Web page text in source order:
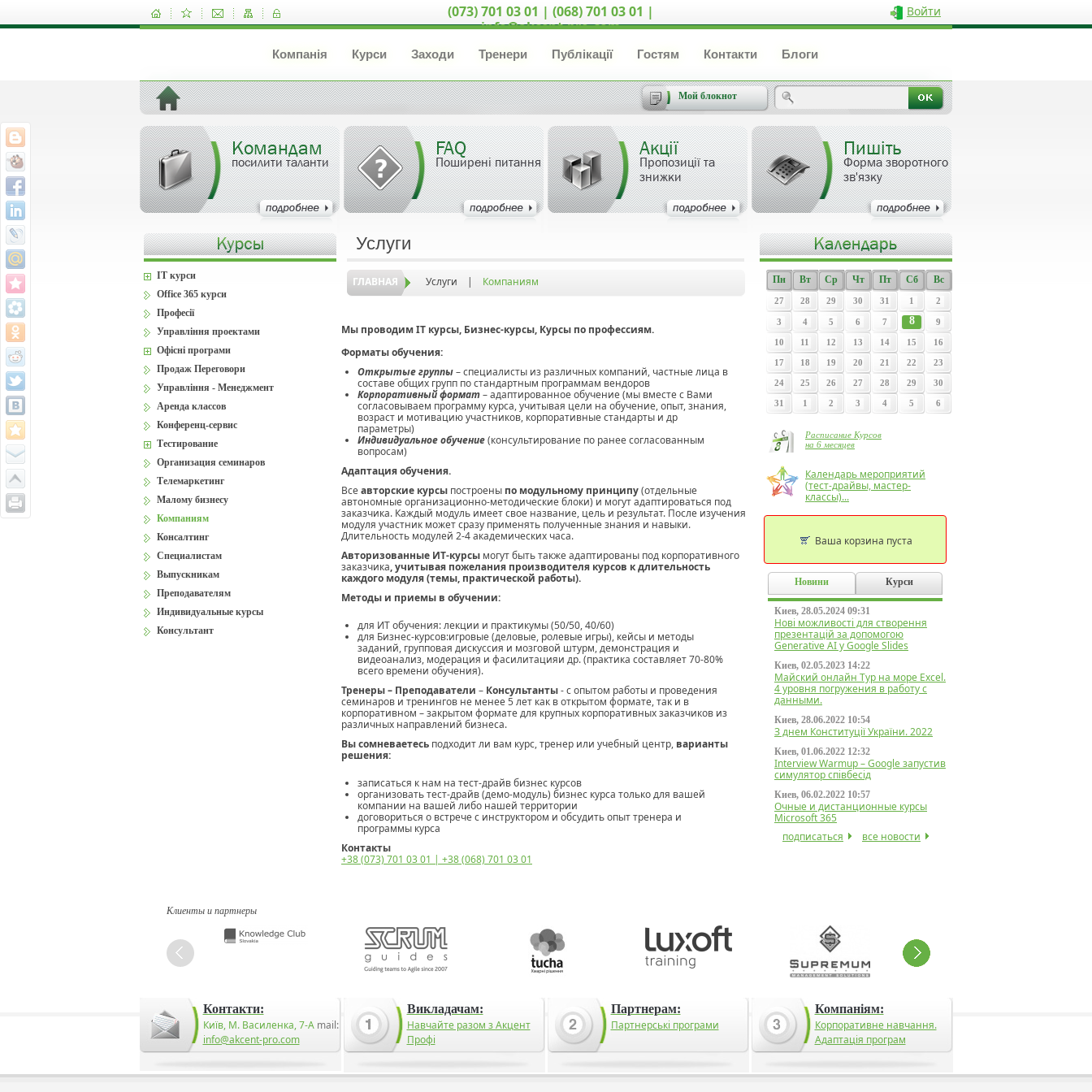
(073) 701 03 01 | (068) 701 03 01 |
info@akcent-pro.com
Войти
Компанія Курси Заходи Тренери Публікації Гостям Контакти Блоги
Мой блокнот
Командам
посилити таланти
FAQ
Поширені питання
Акції
Пропозиції та
знижки
Пишіть
Форма зворотного
зв'язку
Услуги
ГЛАВНАЯ Услуги | Компаниям
Мы проводим IT курсы, Бизнес-курсы, Курсы по профессиям.
Форматы обучения:
Открытые группы– специалисты из различных компаний, частные лица в
составе общих групп по стандартным программам вендоров
Корпоративный формат– адаптированное обучение (мы вместе с Вами
согласовываем программу курса, учитывая цели на обучение, опыт, знания,
возраст и мотивацию участников, корпоративные стандарты и др
параметры)
Индивидуальное обучение(консультирование по ранее согласованным
вопросам)
Адаптация обучения.
Всеавторские курсы построены по модульному принципу(отдельные
автономные организационно-методические блоки) и могут адаптироваться под
заказчика. Каждый модуль имеет свое название, цель и результат. После изучения
модуля участник может сразу применять полученные знания и навыки.
Длительность модулей 2-4 академических часа.
Авторизованные ИТ-курсы могут быть также адаптированы под корпоративного
заказчика, учитывая пожелания производителя курсов к длительность
каждого модуля (темы, практической работы).
Методы и приемы в обучении:
для ИТ обучения: лекции и практикумы (50/50, 40/60)
для Бизнес-курсов:игровые (деловые, ролевые игры), кейсы и методы
заданий, групповая дискуссия и мозговой штурм, демонстрация и
видеоанализ, модерация и фасилитацияи др. (практика составляет 70-80%
всего времени обучения).
Тренеры – Преподаватели – Консультанты- с опытом работы и проведения
семинаров и тренингов не менее 5 лет как в открытом формате, так и в
корпоративном – закрытом формате для крупных корпоративных заказчиков из
различных направлений бизнеса.
Вы сомневаетесь подходит ли вам курс, тренер или учебный центр, варианты
решения:
записаться к нам на тест-драйв бизнес курсов
организовать тест-драйв (демо-модуль) бизнес курса только для вашей
компании на вашей либо нашей территории
договориться о встрече с инструктором и обсудить опыт тренера и
программы курса
Контакты
+38 (073) 701 03 01 | +38 (068) 701 03 01
IT курси
Office 365 курси
Професії
Управління проектами
Офісні програми
Продаж Переговори
Управління - Менеджмент
Аренда классов
Конференц-сервис
Тестирование
Организация семинаров
Телемаркетинг
Малому бизнесу
Компаниям
Консалтинг
Специалистам
Выпускникам
Преподавателям
Индивидуальные курсы
Консультант
Пн Вт Ср Чт Пт Сб Вс
27 28 29 30 31 1 2
3 4 5 6 7 8 9
10 11 12 13 14 15 16
17 18 19 20 21 22 23
24 25 26 27 28 29 30
31 1 2 3 4 5 6
Расписание Курсов
на 6 месяцев
Календарь мероприятий
(тест-драйвы, мастер-
классы)...
Ваша корзина пуста
Новини Курси
Киев, 28.05.2024 09:31
Нові можливості для створення
презентацій за допомогою
Generative AI у Google Slides
Киев, 02.05.2023 14:22
Майский онлайн Тур на море Excel.
4 уровня погружения в работу с
данными.
Киев, 28.06.2022 10:54
З днем Конституції України. 2022
Киев, 01.06.2022 12:32
Interview Warmup – Google запустив
симулятор співбесід
Киев, 06.02.2022 10:57
Очные и дистанционные курсы
Microsoft 365
подписаться
все новости
Клиенты и партнеры
Контакти:
Київ, М. Василенка, 7-Аmail:
info@akcent-pro.com
Викладачам:
Навчайте разом з Акцент
Профі
Партнерам:
Партнерські програми
Компаніям:
Корпоративне навчання.
Адаптація програм